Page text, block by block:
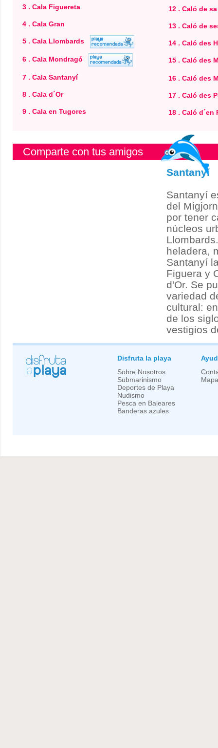
3 . Cala Figuereta
4 . Cala Gran
5 . Cala Llombards
6 . Cala Mondragó
7 . Cala Santanyí
8 . Cala d´Or
9 . Cala en Tugores
12 . Caló de
13 . Caló de
14 . Caló des
15 . Caló des
16 . Caló des
17 . Caló des
18 . Caló d´en
Comparte con tus amigos
Santanyí
Santanyí
del
por tener
núcleos
heladera,
Santanyí
Figuera y
d'Or. Se
variedad
cultural:
de los
vestigios
Disfruta la playa
Sobre Nosotros
Submarinismo
Deportes de Playa
Nudismo
Pesca en Baleares
Banderas azules